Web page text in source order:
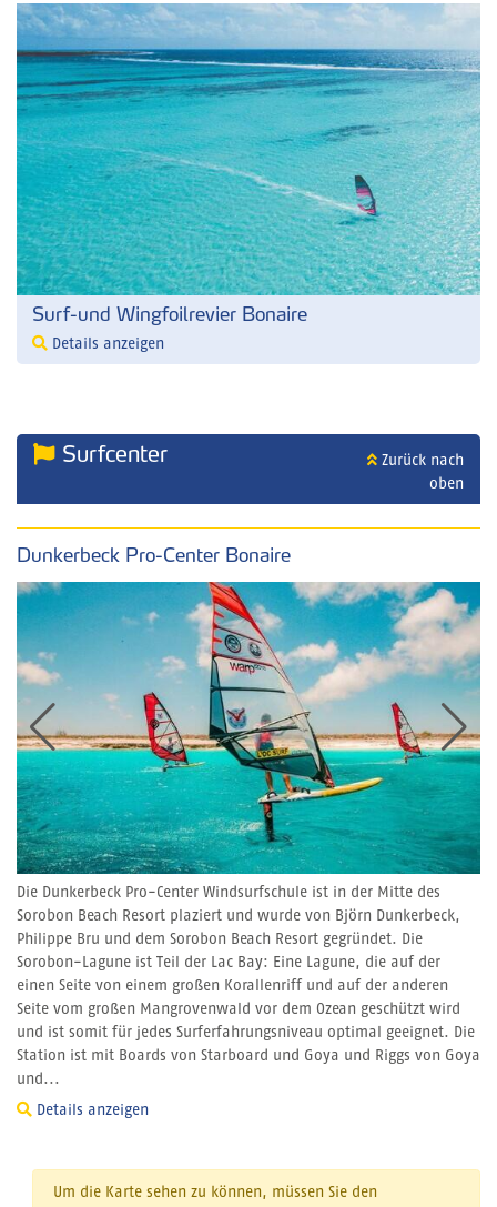
Surf-und Wingfoilrevier Bonaire
Details anzeigen
Surfcenter
Zurück nach
oben
Dunkerbeck Pro-Center Bonaire
Die Dunkerbeck Pro-Center Windsurfschule ist in der Mitte des
Sorobon Beach Resort plaziert und wurde von Björn Dunkerbeck,
Philippe Bru und dem Sorobon Beach Resort gegründet. Die
Sorobon-Lagune ist Teil der Lac Bay: Eine Lagune, die auf der
einen Seite von einem großen Korallenriff und auf der anderen
Seite vom großen Mangrovenwald vor dem Ozean geschützt wird
und ist somit für jedes Surferfahrungsniveau optimal geeignet. Die
Station ist mit Boards von Starboard und Goya und Riggs von Goya
und...
Details anzeigen
Um die Karte sehen zu können, müssen Sie den